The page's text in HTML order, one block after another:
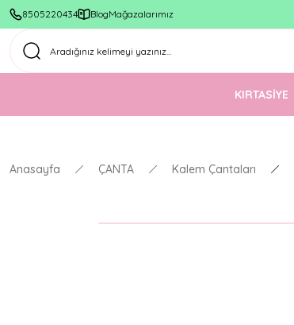
8505220434 BlogMağazalarımız
KIRTASİYE
Anasayfa ÇANTA Kalem Çantaları